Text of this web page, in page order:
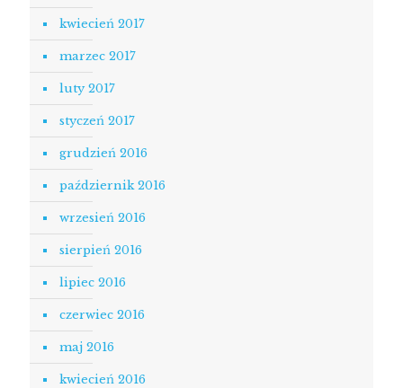
kwiecień 2017
marzec 2017
luty 2017
styczeń 2017
grudzień 2016
październik 2016
wrzesień 2016
sierpień 2016
lipiec 2016
czerwiec 2016
maj 2016
kwiecień 2016